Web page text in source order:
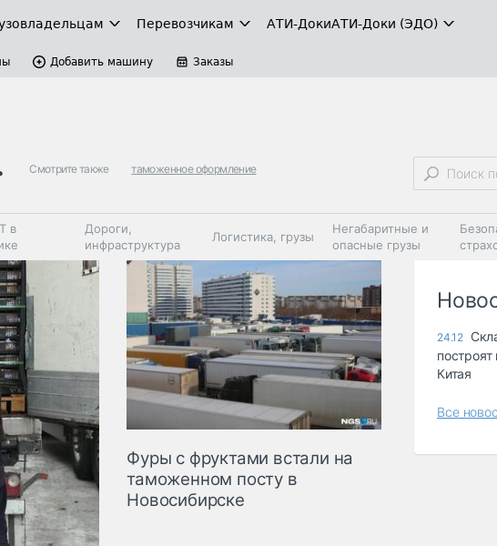
Перевозчикам АТИ-ДокиАТИ-Доки (ЭДО)
Добавить машину Заказы
Смотрите также таможенное оформление
в
Дороги,
инфраструктура
Логистика, грузы
Негабаритные и
опасные грузы
Автосервис,
запчасти, шины
Фуры с фруктами встали на
таможенном посту в
Новосибирске
24.12
Китая
Все